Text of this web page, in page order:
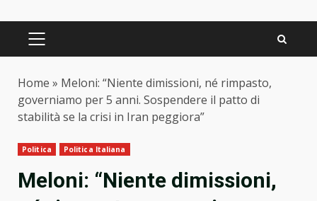
PRIMARY
Home » Meloni: “Niente dimissioni, né rimpasto,
governiamo per 5 anni. Sospendere il patto di
stabilità se la crisi in Iran peggiora”
Politica Politica Italiana
Meloni: “Niente dimissioni,